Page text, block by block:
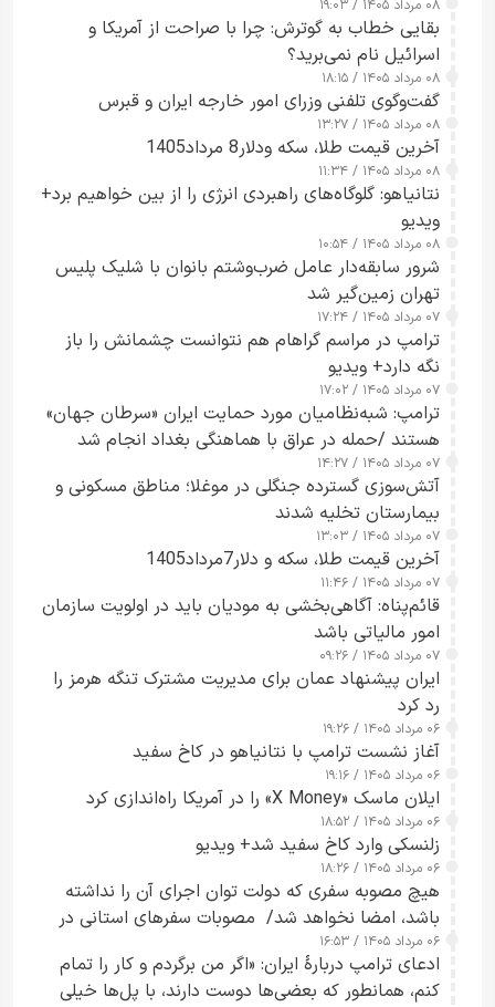
۰۸ مرداد ۱۴۰۵ / ۱۹:۰۳
بقایی خطاب به گوترش: چرا با صراحت از آمریکا و
اسرائیل نام نمی‌برید؟
۰۸ مرداد ۱۴۰۵ / ۱۸:۱۵
گفت‌وگوی تلفنی وزرای امور خارجه ایران و قبرس
۰۸ مرداد ۱۴۰۵ / ۱۳:۲۷
آخرین قیمت طلا، سکه ودلار8 مرداد1405
۰۸ مرداد ۱۴۰۵ / ۱۱:۳۴
نتانیاهو: گلوگاه‌های راهبردی انرژی را از بین خواهیم برد+
ویدیو
۰۸ مرداد ۱۴۰۵ / ۱۰:۵۴
شرور سابقه‌دار عامل ضرب‌وشتم بانوان با شلیک پلیس
تهران زمین‌گیر شد
۰۷ مرداد ۱۴۰۵ / ۱۷:۲۴
ترامپ در مراسم گراهام هم نتوانست چشمانش را باز
نگه دارد+ ویدیو
۰۷ مرداد ۱۴۰۵ / ۱۷:۰۲
ترامپ: شبه‌نظامیان مورد حمایت ایران «سرطان جهان»
هستند /حمله در عراق با هماهنگی بغداد انجام شد
۰۷ مرداد ۱۴۰۵ / ۱۴:۲۷
آتش‌سوزی گسترده جنگلی در موغلا؛ مناطق مسکونی و
بیمارستان تخلیه شدند
۰۷ مرداد ۱۴۰۵ / ۱۳:۰۳
آخرین قیمت طلا، سکه و دلار7مرداد1405
۰۷ مرداد ۱۴۰۵ / ۱۱:۴۶
قائم‌پناه: آگاهی‌بخشی به مودیان باید در اولویت سازمان
امور مالیاتی باشد
۰۷ مرداد ۱۴۰۵ / ۰۹:۲۶
ایران پیشنهاد عمان برای مدیریت مشترک تنگه هرمز را
رد کرد
۰۶ مرداد ۱۴۰۵ / ۱۹:۲۶
آغاز نشست ترامپ با نتانیاهو در کاخ سفید
۰۶ مرداد ۱۴۰۵ / ۱۹:۱۶
ایلان ماسک «X Money» را در آمریکا راه‌اندازی کرد
۰۶ مرداد ۱۴۰۵ / ۱۸:۵۲
زلنسکی وارد کاخ سفید شد+ ویدیو
۰۶ مرداد ۱۴۰۵ / ۱۸:۲۶
هیچ مصوبه سفری که دولت توان اجرای آن را نداشته
باشد، امضا نخواهد شد/ مصوبات سفرهای استانی در
چارچوب قانون بودجه است+ عکس
۰۶ مرداد ۱۴۰۵ / ۱۶:۵۳
ادعای ترامپ دربارهٔ ایران: «اگر من برگردم و کار را تمام
کنم، همانطور که بعضی‌ها دوست دارند، با پل‌ها خیلی